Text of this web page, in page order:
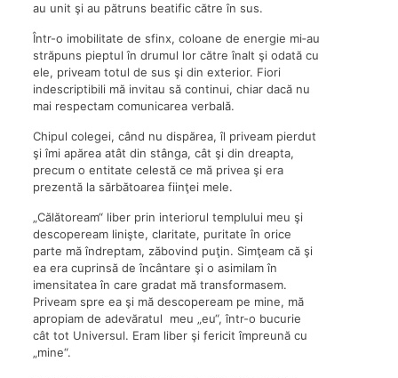
au unit şi au pătruns beatific către în sus.
Într-o imobilitate de sfinx, coloane de energie mi‑au
străpuns pieptul în drumul lor către înalt şi odată cu
ele, priveam totul de sus şi din exterior. Fiori
indescriptibili mă invitau să continui, chiar dacă nu
mai respectam comunicarea verbală.
Chipul colegei, când nu dispărea, îl priveam pierdut
şi îmi apărea atât din stânga, cât şi din dreapta,
precum o entitate celestă ce mă privea şi era
prezentă la sărbătoarea fiinţei mele.
„Călătoream“ liber prin interiorul templului meu şi
descopeream linişte, claritate, puritate în orice
parte mă îndreptam, zăbovind puţin. Simţeam că şi
ea era cuprinsă de încântare şi o asimilam în
imensitatea în care gradat mă transformasem.
Priveam spre ea şi mă descopeream pe mine, mă
apropiam de adevăratul meu „eu“, într-o bucurie
cât tot Universul. Eram liber şi fericit împreună cu
„mine“.